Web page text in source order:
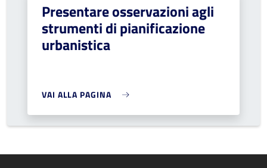
Presentare osservazioni agli
strumenti di pianificazione
urbanistica
VAI ALLA PAGINA